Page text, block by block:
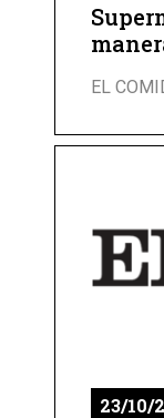
EL
23/10/